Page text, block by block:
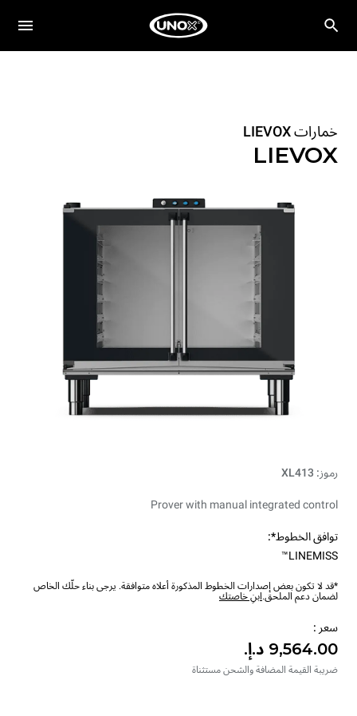
خمارات LIEVOX
LIEVOX
رموز: XL413
Prover with manual integrated control
توافق الخطوط*:
LINEMISS™
*قد لا تكون بعض إصدارات الخطوط المذكورة أعلاه متوافقة. يرجى بناء حلّك الخاص
لضمان دعم الملحق.ابنِ خاصتك
سعر :
ضريبة القيمة المضافة والشحن مستثناة